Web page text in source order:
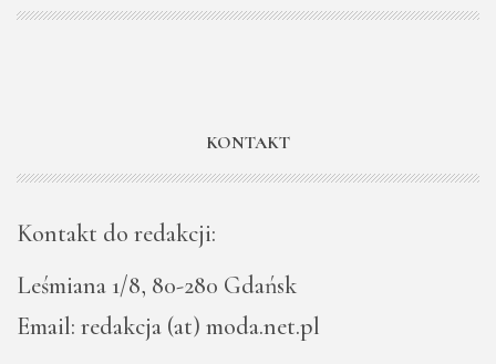
KONTAKT
Kontakt do redakcji:
Leśmiana 1/8, 80-280 Gdańsk
Email: redakcja (at) moda.net.pl